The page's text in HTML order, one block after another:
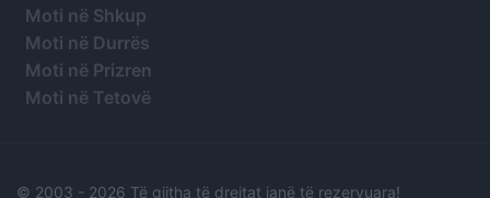
Moti në Shkup
Moti në Durrës
Moti në Prizren
Moti në Tetovë
© 2003 - 2026 Të gjitha të drejtat janë të rezervuara!